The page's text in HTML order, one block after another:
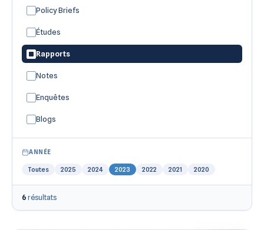
Policy Briefs
Études
Rapports
Notes
Enquêtes
Blogs
ANNÉE
Toutes 2025 2024 2023 2022 2021 2020
6 résultats